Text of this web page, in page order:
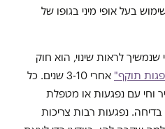
בעל אופי מיני בגופו של
לראות שינוי, הוא חוק
תוקף"
אחרי 3-10 שנים. כל
וחי עם נפגעות או מטפלת
נפגעות רבות צריכות